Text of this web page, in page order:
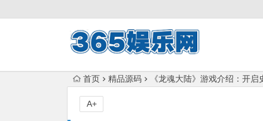
首页 精品源码 《龙魂大陆》游戏介绍：开
A+